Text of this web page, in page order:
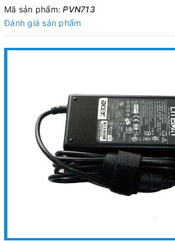
Mã sản phẩm:PVN713
Đánh giá sản phẩm